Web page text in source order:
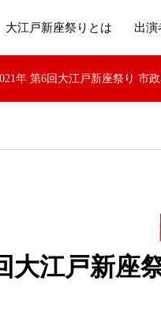
大江戸新座祭りとは 出演
年 第6回大江戸新座祭り 市
大江戸新座